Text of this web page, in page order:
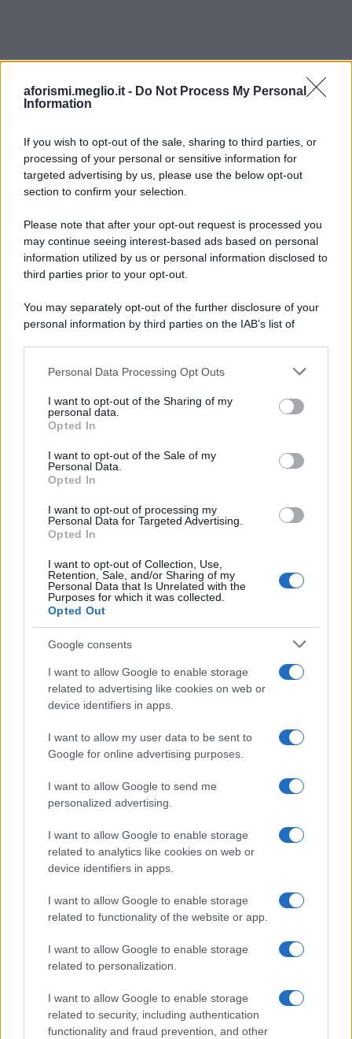
aforismi.meglio.it - Do Not Process My Personal
Information
If you wish to opt-out of the sale, sharing to third parties, or
processing of your personal or sensitive information for
targeted advertising by us, please use the below opt-out
section to confirm your selection.
Please note that after your opt-out request is processed you
may continue seeing interest-based ads based on personal
information utilized by us or personal information disclosed to
third parties prior to your opt-out.
You may separately opt-out of the further disclosure of your
personal information by third parties on the IAB’s list of
This information may also be disclosed by us to third parties
disclose it to other third parties.
Please note that this website/app uses one or more Google
services and may gather and store information including but
not limited to your visit or usage behaviour. You may click to
grant or deny consent to Google and its third-party tags to
consent section.
Personal Data Processing Opt Outs
I want to opt-out of the Sharing of my
personal data.
Opted In
I want to opt-out of the Sale of my
Personal Data.
Opted In
I want to opt-out of processing my
Personal Data for Targeted Advertising.
Opted In
I want to opt-out of Collection, Use,
Retention, Sale, and/or Sharing of my
Personal Data that Is Unrelated with the
Purposes for which it was collected.
Opted Out
Google consents
I want to allow Google to enable storage
related to advertising like cookies on web or
device identifiers in apps.
I want to allow my user data to be sent to
Google for online advertising purposes.
I want to allow Google to send me
personalized advertising.
I want to allow Google to enable storage
related to analytics like cookies on web or
device identifiers in apps.
I want to allow Google to enable storage
related to functionality of the website or app.
I want to allow Google to enable storage
related to personalization.
I want to allow Google to enable storage
related to security, including authentication
functionality and fraud prevention, and other
Ricevi LE FRASI PIÙ BELLE via e-mail
E-mail
FRASI
Frasi celebri
Frasi da condividere
Poesie
Frasi dei film
Frasi film più lette
Incipit dei film
Film più cercati
Frasi sul cinema
SERVIZI
Mappa del sito
Cookie Policy
Frasi suddivise per tema
Indice degli autori
Aforismi .meglio.it è l'archivio web dedicato a frasi,
aforismi e citazioni più grande del web (137.890 frasi in